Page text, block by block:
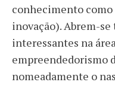
conhecimento como
inovação). Abrem-
interessantes na
empreendedorismo
nomeadamente o